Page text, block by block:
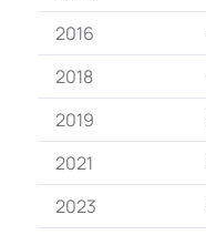
2016
2018
2019
2021
2023